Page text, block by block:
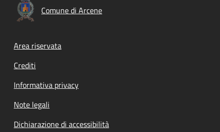
Comune di Arcene
Footer menu
Area riservata
Crediti
Informativa privacy
Note legali
Dichiarazione di accessibilità